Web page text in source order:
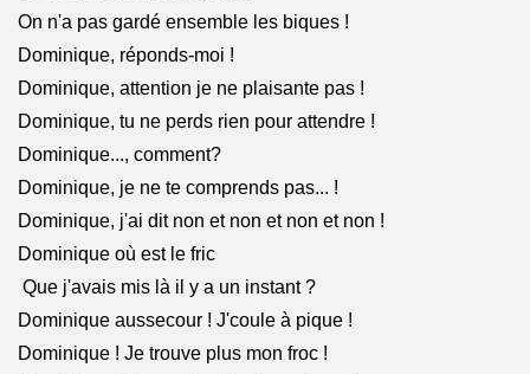
On n'a pas gardé ensemble les biques !
Dominique, réponds-moi !
Dominique, attention je ne plaisante pas !
Dominique, tu ne perds rien pour attendre !
Dominique..., comment?
Dominique, je ne te comprends pas... !
Dominique, j'ai dit non et non et non et non !
Dominique où est le fric
Que j'avais mis là il y a un instant ?
Dominique aussecour ! J'coule à pique !
Dominique ! Je trouve plus mon froc !